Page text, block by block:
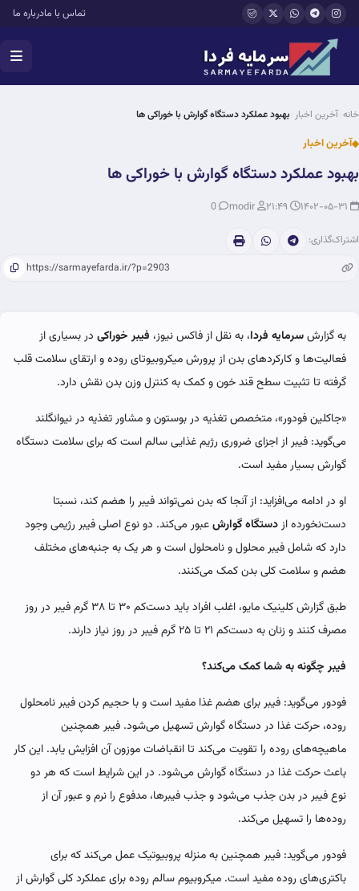
رفتن به محتوای اصلی تماس با مادرباره ما
خانه آخرین اخبار بهبود عملکرد دستگاه گوارش با خوراکی ها
آخرین اخبار
بهبود عملکرد دستگاه گوارش با خوراکی ها
اشتراک‌گذاری:
به گزارشسرمایه فردا، به نقل از فاکس نیوز، فیبر خوراکی در بسیاری از
فعالیت‌ها و کارکردهای بدن از پرورش میکروبیوتای روده و ارتقای سلامت قلب
گرفته تا تثبیت سطح قند خون و کمک به کنترل وزن بدن نقش دارد.
«جاکلین فودور»، متخصص تغذیه در بوستون و مشاور تغذیه در نیوانگلند
می‌گوید: فیبر از اجزای ضروری رژیم غذایی سالم است که برای سلامت دستگاه
گوارش بسیار مفید است.
او در ادامه می‌افزاید: از آنجا که بدن نمی‌تواند فیبر را هضم کند، نسبتا
دست‌نخورده ازدستگاه گوارشعبور می‌کند. دو نوع اصلی فیبر رژیمی وجود
دارد که شامل فیبر محلول و نامحلول است و هر یک به جنبه‌های مختلف
هضم و سلامت کلی بدن کمک می‌کنند.
طبق گزارش کلینیک مایو، اغلب افراد باید دست‌کم ۳۰ تا ۳۸ گرم فیبر در روز
مصرف کنند و زنان به دست‌کم ۲۱ تا ۲۵ گرم فیبر در روز نیاز دارند.
فیبر چگونه به شما کمک می‌کند؟
فودور می‌گوید: فیبر برای هضم غذا مفید است و با حجیم کردن فیبر نامحلول
روده، حرکت غذا در دستگاه گوارش تسهیل می‌شود. فیبر همچنین
ماهیچه‌های روده را تقویت می‌کند تا انقباضات موزون آن افزایش یابد. این کار
باعث حرکت غذا در دستگاه گوارش می‌شود. در این شرایط است که هر دو
نوع فیبر در بدن جذب می‌شود و جذب فیبرها، مدفوع را نرم و عبور آن‌ از
روده‌ها را تسهیل می‌کند.
فودور می‌گوید: فیبر همچنین به منزله پروبیوتیک عمل می‌کند که برای
باکتری‌های روده مفید است. میکروبیوم سالم روده برای عملکرد کلی گوارش از